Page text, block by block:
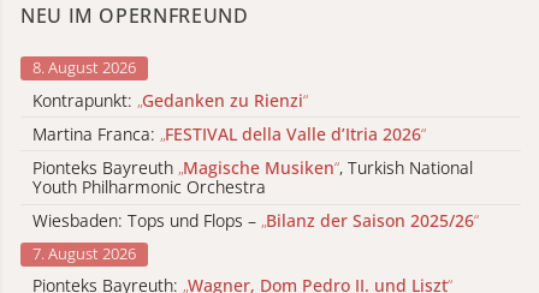
NEU IM OPERNFREUND
8. August 2026
Kontrapunkt: „Gedanken zu Rienzi“
Martina Franca: „FESTIVAL della Valle d’Itria 2026“
Pionteks Bayreuth „Magische Musiken“, Turkish National
Youth Philharmonic Orchestra
Wiesbaden: Tops und Flops – „Bilanz der Saison 2025/26“
7. August 2026
Pionteks Bayreuth: „Wagner, Dom Pedro II. und Liszt“